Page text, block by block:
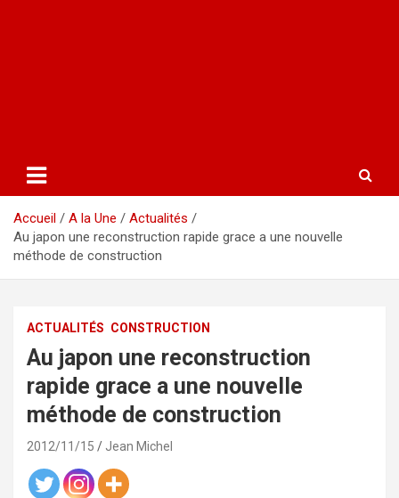
Accueil A la Une
Actualités
Au japon une reconstruction rapide grace a une nouvelle
méthode de construction
ACTUALITÉS CONSTRUCTION
Au japon une reconstruction
rapide grace a une nouvelle
méthode de construction
2012/11/15 Jean Michel